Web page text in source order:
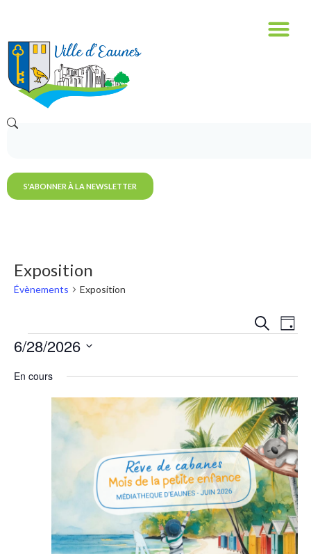
S'ABONNER À LA NEWSLETTER
Exposition
Évènements Exposition
de
vues
JOUR
6/28/2026
une
date.
En cours